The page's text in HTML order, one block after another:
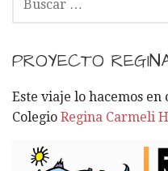
C
R
:
PROYECTO
Este viaje lo hacemos
Colegio Regina Carmeli